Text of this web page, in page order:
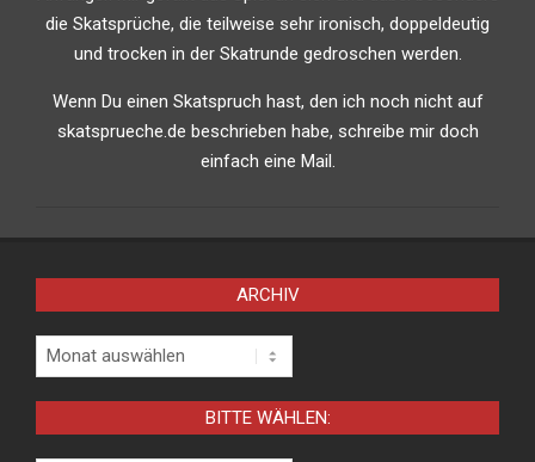
die Skatsprüche, die teilweise sehr ironisch, doppeldeutig
und trocken in der Skatrunde gedroschen werden.
Wenn Du einen Skatspruch hast, den ich noch nicht auf
skatsprueche.de beschrieben habe, schreibe mir doch
einfach eine Mail.
ARCHIV
Archiv
BITTE WÄHLEN: